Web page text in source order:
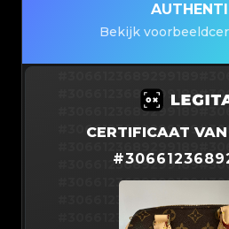
Bekijk
#3066123689299189
#3066123689299189
#3066123689299189
#3066123689299189
#3066123689299189
#3066123689299189
CERTIFICAAT
#